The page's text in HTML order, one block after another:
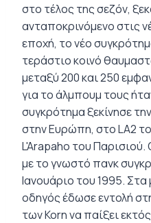
στο τέλος της σεζόν,
ανταποκρινόμενο στις
εποχή, το νέο
τεράστιο κοινό
μεταξύ 200 και 250
για το άλμπουμ τους
συγκρότημα ξεκίνησε
στην Ευρώπη, στο LA2
L'Arapaho του Παρισιού.
με το γνωστό πανκ
Ιανουάριο του 1995. Στα
οδηγός έδωσε εντολή
των Korn να παίξει